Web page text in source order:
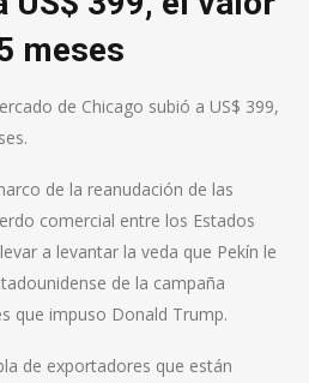
meses
de Chicago subió a US$ 399,
de la reanudación de las
comercial entre los Estados
a levantar la veda que Pekín le
de la campaña
que impuso Donald Trump.
de exportadores que están